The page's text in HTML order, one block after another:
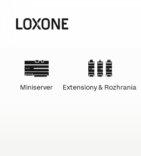
Miniserver Extensiony & Rozhrania